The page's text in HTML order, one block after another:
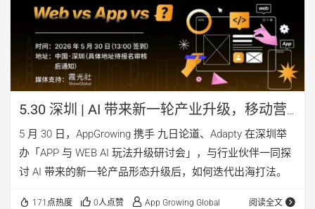
5.30 深圳 | AI 带来新一轮产业升级，移动营
销如何破局？
5 月 30 日，AppGrowing 携手 九日论道、Adapty 在深圳举
办「APP 与 WEB AI 玩法升级研讨会」，与行业伙伴一同探
讨 AI 带来的新一轮产品形态升级后，如何迭代出海打法。
171点热度 0人点赞 App Growing Global 阅读全文